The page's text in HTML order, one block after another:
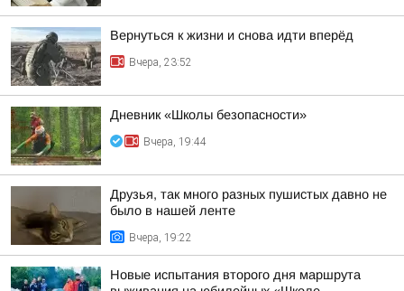
Вернуться к жизни и снова идти вперёд
Вчера, 23:52
Дневник «Школы безопасности»
Вчера, 19:44
Друзья, так много разных пушистых давно не
было в нашей ленте
Вчера, 19:22
Новые испытания второго дня маршрута